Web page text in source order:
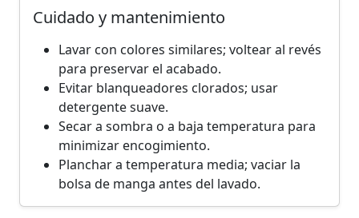
Cuidado y mantenimiento
Lavar con colores similares; voltear al revés
para preservar el acabado.
Evitar blanqueadores clorados; usar
detergente suave.
Secar a sombra o a baja temperatura para
minimizar encogimiento.
Planchar a temperatura media; vaciar la
bolsa de manga antes del lavado.